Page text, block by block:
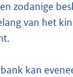
zodanige
van het
kan